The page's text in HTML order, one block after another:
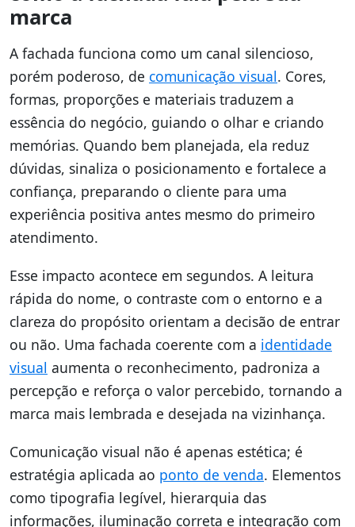
marca
A fachada funciona como um canal silencioso,
porém poderoso, de comunicação visual. Cores,
formas, proporções e materiais traduzem a
essência do negócio, guiando o olhar e criando
memórias. Quando bem planejada, ela reduz
dúvidas, sinaliza o posicionamento e fortalece a
confiança, preparando o cliente para uma
experiência positiva antes mesmo do primeiro
atendimento.
Esse impacto acontece em segundos. A leitura
rápida do nome, o contraste com o entorno e a
clareza do propósito orientam a decisão de entrar
ou não. Uma fachada coerente com a identidade
visual aumenta o reconhecimento, padroniza a
percepção e reforça o valor percebido, tornando a
marca mais lembrada e desejada na vizinhança.
Comunicação visual não é apenas estética; é
estratégia aplicada ao ponto de venda. Elementos
como tipografia legível, hierarquia das
informações, iluminação correta e integração com